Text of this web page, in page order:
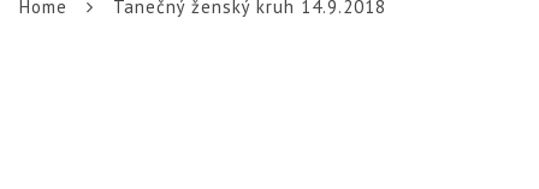
Home Tanečný ženský kruh 14.9.2018